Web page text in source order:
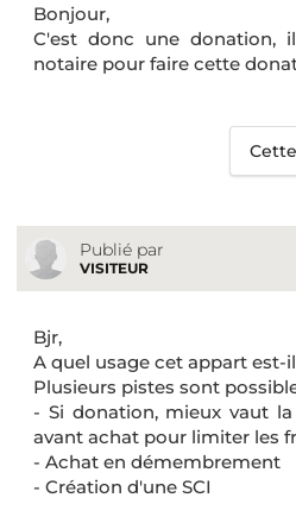
Bonjour,
C'est donc une donation,
notaire pour faire cette
Publié par
VISITEUR
Bjr,
A quel usage cet appart est-
Plusieurs pistes sont
- Si donation, mieux vaut
avant achat pour limiter les
- Achat en démembrement
- Création d'une SCI